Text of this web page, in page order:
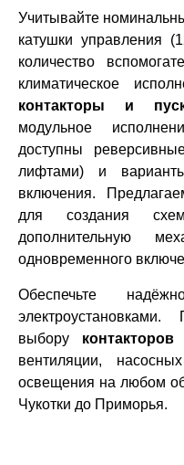
Учитывайте
катушки управления
количество
климатическое
контакторы и
модульное
доступны
лифтами) и
включения.
для создания схем
дополнительную
одновременного
Обеспечьте
выбору
вентиляции,
освещения на любом
Чукотки до Приморья.